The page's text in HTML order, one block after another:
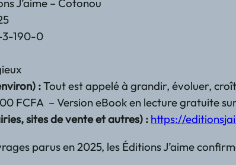
J’aime – Cotonou
190-0
:Tout est appelé à grandir, évoluer,
FCFA – Version eBook en lecture gratuite
sites de vente et autres) : https://
parus en 2025, les Éditions J’aime